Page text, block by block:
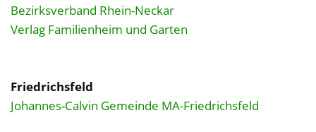
Bezirksverband Rhein-Neckar
Verlag Familienheim und Garten
Friedrichsfeld
Johannes-Calvin Gemeinde MA-Friedrichsfeld